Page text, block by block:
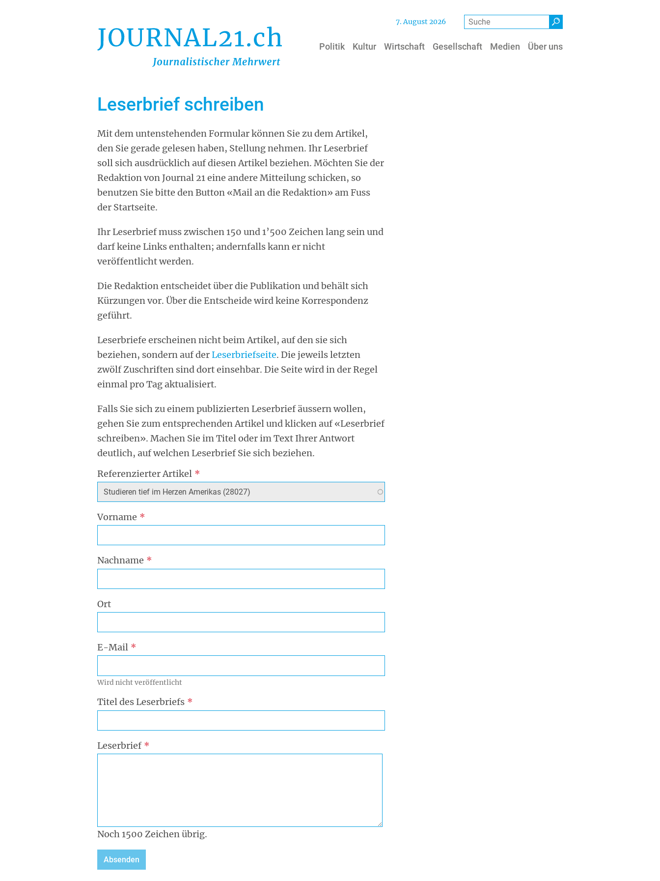
7. August 2026 Suche
Politik Kultur Wirtschaft Gesellschaft Medien Über uns
Leserbrief schreiben
Mit dem untenstehenden Formular können Sie zu dem Artikel,
den Sie gerade gelesen haben, Stellung nehmen. Ihr Leserbrief
soll sich ausdrücklich auf diesen Artikel beziehen. Möchten Sie der
Redaktion von Journal 21 eine andere Mitteilung schicken, so
benutzen Sie bitte den Button «Mail an die Redaktion» am Fuss
der Startseite.
Ihr Leserbrief muss zwischen 150 und 1’500 Zeichen lang sein und
darf keine Links enthalten; andernfalls kann er nicht
veröffentlicht werden.
Die Redaktion entscheidet über die Publikation und behält sich
Kürzungen vor. Über die Entscheide wird keine Korrespondenz
geführt.
Leserbriefe erscheinen nicht beim Artikel, auf den sie sich
beziehen, sondern auf derLeserbriefseite. Die jeweils letzten
zwölf Zuschriften sind dort einsehbar. Die Seite wird in der Regel
einmal pro Tag aktualisiert.
Falls Sie sich zu einem publizierten Leserbrief äussern wollen,
gehen Sie zum entsprechenden Artikel und klicken auf «Leserbrief
schreiben». Machen Sie im Titel oder im Text Ihrer Antwort
deutlich, auf welchen Leserbrief Sie sich beziehen.
Referenzierter Artikel
Vorname
Nachname
Ort
E-Mail
Wird nicht veröffentlicht
Titel des Leserbriefs
Leserbrief
Noch1500 Zeichen übrig.